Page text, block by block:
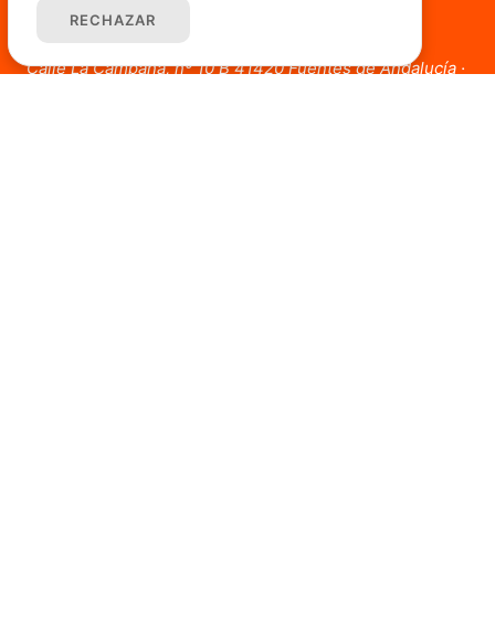
Calle La Campana, nº 10 B 41420 Fuentes de Andalucía ·
RECHAZAR